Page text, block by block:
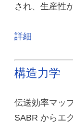
され、生産性
詳細
構造力学
伝送効率マッ
SABR からエ